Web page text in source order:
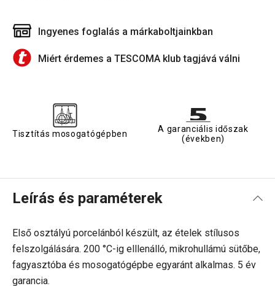
Ingyenes foglalás a márkaboltjainkban
Miért érdemes a TESCOMA klub tagjává válni
Tisztítás mosogatógépben
A garanciális időszak
(években)
Leírás és paraméterek
Első osztályú porcelánból készült, az ételek stílusos
felszolgálására. 200 °C-ig elllenálló, mikrohullámú sütőbe,
fagyasztóba és mosogatógépbe egyaránt alkalmas. 5 év
garancia.